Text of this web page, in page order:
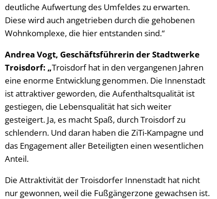
deutliche Aufwertung des Umfeldes zu erwarten.
Diese wird auch angetrieben durch die gehobenen
Wohnkomplexe, die hier entstanden sind.“
Andrea Vogt, Geschäftsführerin der Stadtwerke
Troisdorf: „Troisdorf hat in den vergangenen Jahren
eine enorme Entwicklung genommen. Die Innenstadt
ist attraktiver geworden, die Aufenthaltsqualität ist
gestiegen, die Lebensqualität hat sich weiter
gesteigert. Ja, es macht Spaß, durch Troisdorf zu
schlendern. Und daran haben die ZiTi-Kampagne und
das Engagement aller Beteiligten einen wesentlichen
Anteil.
Die Attraktivität der Troisdorfer Innenstadt hat nicht
nur gewonnen, weil die Fußgängerzone gewachsen ist.